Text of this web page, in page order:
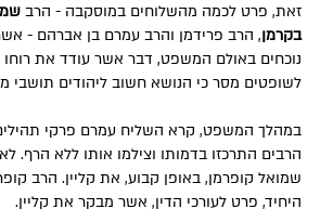
זאת, פרט לכמה מהשלוחים במוסקבה - הרב
בקרמן, הרב פרידמן והרב עמרם בן אברהם -
נוכחים באולם המשפט, דבר אשר עודד את רוחו
לשופטים מסר כי הנושא חשוב ליהודים תושבי
במהלך המשפט, קרא השליח עמרם פרקי
הרבים התרכזו בדמותו וצילמו אותו ללא הרף.
שמואל קופרמן, באופן קבוע, את קליין. הרב
היחיד, פרט לעורכי הדין, אשר מבקר את קליין.